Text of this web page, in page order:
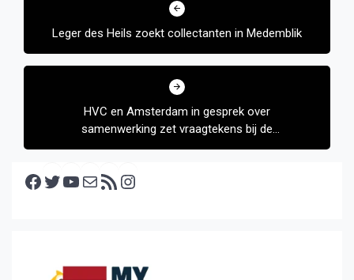
Leger des Heils zoekt collectanten in Medemblik
HVC en Amsterdam in gesprek over
samenwerking zet vraagtekens bij de
aandeelhouders
Facebook Twitter YouTube E-mail RSS feed